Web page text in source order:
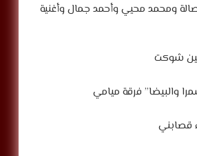
ومحمد محيي وأحمد جمال وأغنية
شوكت
والبيضا” فرقة ميامي
قصابني